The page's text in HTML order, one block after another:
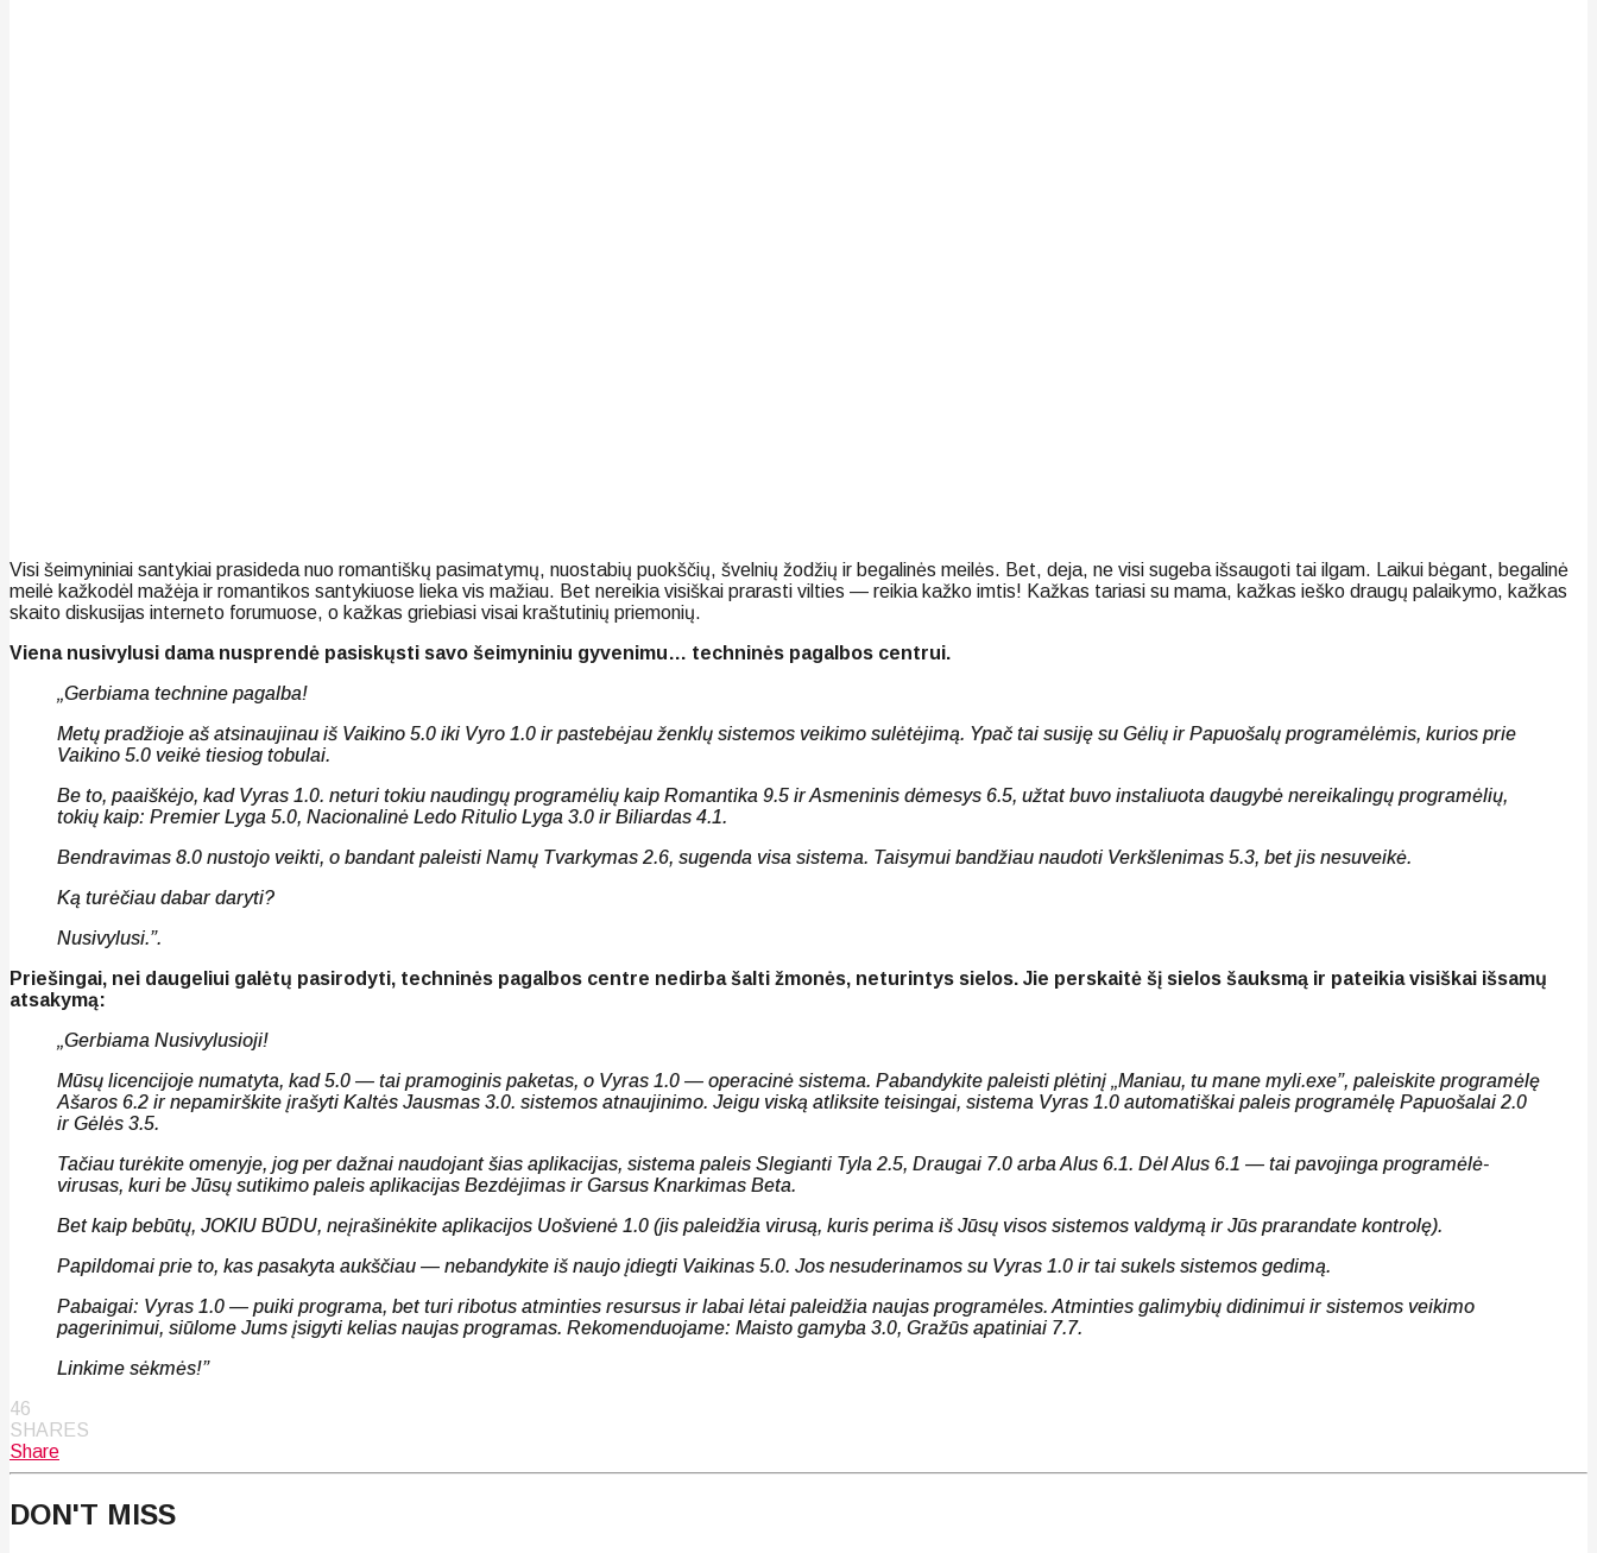
Visi šeimyniniai santykiai prasideda nuo romantiškų pasimatymų, nuostabių puokščių, švelnių žodžių ir begalinės meilės. Bet, deja, ne visi sugeba išsaugoti tai ilgam. Laikui bėgant, begalinė
meilė kažkodėl mažėja ir romantikos santykiuose lieka vis mažiau. Bet nereikia visiškai prarasti vilties — reikia kažko imtis! Kažkas tariasi su mama, kažkas ieško draugų palaikymo, kažkas
skaito diskusijas interneto forumuose, o kažkas griebiasi visai kraštutinių priemonių.
Viena nusivylusi dama nusprendė pasiskųsti savo šeimyniniu gyvenimu… techninės pagalbos centrui.
„Gerbiama technine pagalba!
Metų pradžioje aš atsinaujinau iš Vaikino 5.0 iki Vyro 1.0 ir pastebėjau ženklų sistemos veikimo sulėtėjimą. Ypač tai susiję su Gėlių ir Papuošalų programėlėmis, kurios prie
Vaikino 5.0 veikė tiesiog tobulai.
Be to, paaiškėjo, kad Vyras 1.0. neturi tokiu naudingų programėlių kaip Romantika 9.5 ir Asmeninis dėmesys 6.5, užtat buvo instaliuota daugybė nereikalingų programėlių,
tokių kaip: Premier Lyga 5.0, Nacionalinė Ledo Ritulio Lyga 3.0 ir Biliardas 4.1.
Bendravimas 8.0 nustojo veikti, o bandant paleisti Namų Tvarkymas 2.6, sugenda visa sistema. Taisymui bandžiau naudoti Verkšlenimas 5.3, bet jis nesuveikė.
Ką turėčiau dabar daryti?
Nusivylusi.”.
Priešingai, nei daugeliui galėtų pasirodyti, techninės pagalbos centre nedirba šalti žmonės, neturintys sielos. Jie perskaitė šį sielos šauksmą ir pateikia visiškai išsamų
atsakymą:
„Gerbiama Nusivylusioji!
Mūsų licencijoje numatyta, kad 5.0 — tai pramoginis paketas, o Vyras 1.0 — operacinė sistema. Pabandykite paleisti plėtinį „Maniau, tu mane myli.exe”, paleiskite programėlę
Ašaros 6.2 ir nepamirškite įrašyti Kaltės Jausmas 3.0. sistemos atnaujinimo. Jeigu viską atliksite teisingai, sistema Vyras 1.0 automatiškai paleis programėlę Papuošalai 2.0
ir Gėlės 3.5.
Tačiau turėkite omenyje, jog per dažnai naudojant šias aplikacijas, sistema paleis Slegianti Tyla 2.5, Draugai 7.0 arba Alus 6.1. Dėl Alus 6.1 — tai pavojinga programėlė-
virusas, kuri be Jūsų sutikimo paleis aplikacijas Bezdėjimas ir Garsus Knarkimas Beta.
Bet kaip bebūtų, JOKIU BŪDU, neįrašinėkite aplikacijos Uošvienė 1.0 (jis paleidžia virusą, kuris perima iš Jūsų visos sistemos valdymą ir Jūs prarandate kontrolę).
Papildomai prie to, kas pasakyta aukščiau — nebandykite iš naujo įdiegti Vaikinas 5.0. Jos nesuderinamos su Vyras 1.0 ir tai sukels sistemos gedimą.
Pabaigai: Vyras 1.0 — puiki programa, bet turi ribotus atminties resursus ir labai lėtai paleidžia naujas programėles. Atminties galimybių didinimui ir sistemos veikimo
pagerinimui, siūlome Jums įsigyti kelias naujas programas. Rekomenduojame: Maisto gamyba 3.0, Gražūs apatiniai 7.7.
Linkime sėkmės!”
46
SHARES
Share
DON'T MISS